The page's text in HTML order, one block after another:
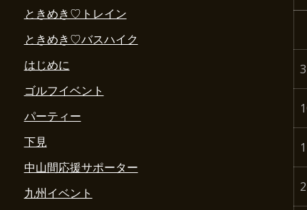
ときめき♡トレイン
ときめき♡バスハイク
はじめに
ゴルフイベント
パーティー
下見
中山間応援サポーター
九州イベント
3